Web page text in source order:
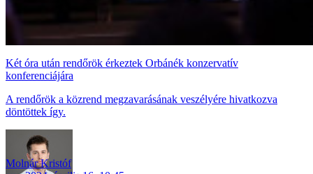
Két óra után rendőrök érkeztek Orbánék konzervatív
konferenciájára
A rendőrök a közrend megzavarásának veszélyére hivatkozva
döntöttek így.
Molnár Kristóf